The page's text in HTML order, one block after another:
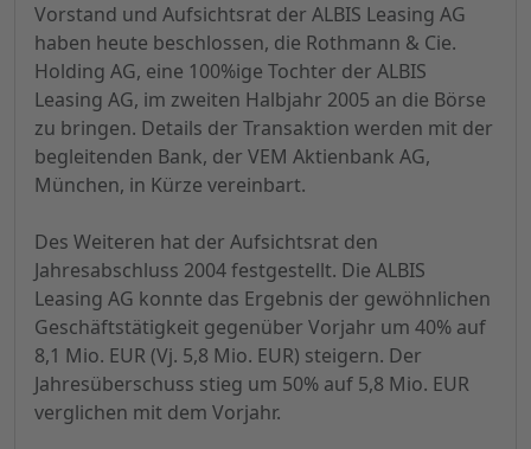
Vorstand und Aufsichtsrat der ALBIS Leasing AG
haben heute beschlossen, die Rothmann & Cie.
Holding AG, eine 100%ige Tochter der ALBIS
Leasing AG, im zweiten Halbjahr 2005 an die Börse
zu bringen. Details der Transaktion werden mit der
begleitenden Bank, der VEM Aktienbank AG,
München, in Kürze vereinbart.
Des Weiteren hat der Aufsichtsrat den
Jahresabschluss 2004 festgestellt. Die ALBIS
Leasing AG konnte das Ergebnis der gewöhnlichen
Geschäftstätigkeit gegenüber Vorjahr um 40% auf
8,1 Mio. EUR (Vj. 5,8 Mio. EUR) steigern. Der
Jahresüberschuss stieg um 50% auf 5,8 Mio. EUR
verglichen mit dem Vorjahr.